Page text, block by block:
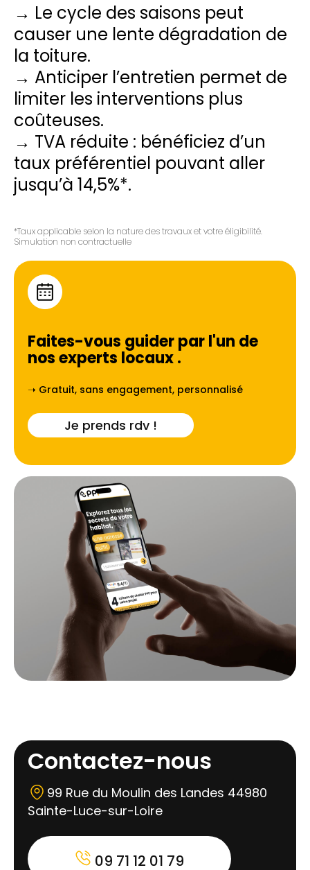
→ Le cycle des saisons peut
causer une lente dégradation de
la toiture.
→ Anticiper l’entretien permet de
limiter les interventions plus
coûteuses.
→ TVA réduite : bénéficiez d’un
taux préférentiel pouvant aller
jusqu’à 14,5%*.
*Taux applicable selon la nature des travaux et votre éligibilité.
Simulation non contractuelle
Faites-vous guider par l'un de
nos experts locaux.
➝ Gratuit, sans engagement, personnalisé
Je prends rdv !
Contactez-nous
99 Rue du Moulin des Landes 44980
Sainte-Luce-sur-Loire
09 71 12 01 79